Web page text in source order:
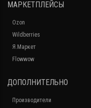
МАРКЕТПЛЕЙСЫ
Ozon
Wildberries
Я.Маркет
Flowwow
ДОПОЛНИТЕЛЬНО
Производители